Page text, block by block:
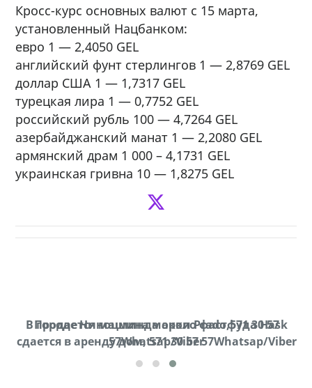
Кросс-курс основных валют с 15 марта,
установленный Нацбанком:
евро 1 — 2,4050 GEL
английский фунт стерлингов 1 — 2,8769 GEL
доллар США 1 — 1,7317 GEL
турецкая лира 1 — 0,7752 GEL
российский рубль 100 — 4,7264 GEL
азербайджанский манат 1 — 2,2080 GEL
армянский драм 1 000 – 4,1731 GEL
украинская гривна 10 — 1,8275 GEL
В городе Ниноцминда около фастфуда Hask
cдается в аренду дом, 571 30 57 57Whatsap/Viber
Продается машина марки Prado,571 30 57
57Whatsap/Viber